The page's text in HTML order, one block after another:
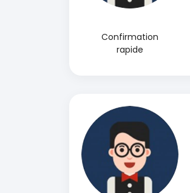
Confirmation
rapide